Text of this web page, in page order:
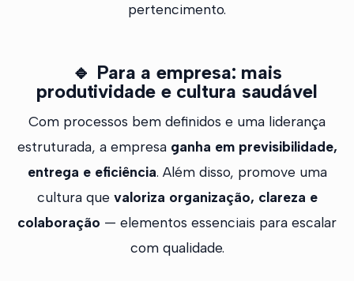
pertencimento.
🔹 Para a empresa: mais
produtividade e cultura saudável
Com processos bem definidos e uma liderança
estruturada, a empresa ganha em previsibilidade,
entrega e eficiência. Além disso, promove uma
cultura que valoriza organização, clareza e
colaboração — elementos essenciais para escalar
com qualidade.